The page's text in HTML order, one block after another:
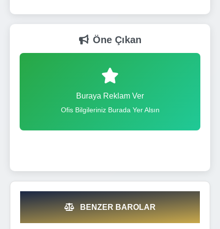
Öne Çıkan
Buraya Reklam Ver
Ofis Bilgileriniz Burada Yer Alsın
BENZER BAROLAR